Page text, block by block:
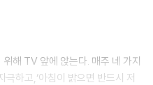
위해 TV 앞에 앉는다. 매주 네 가지
하고,‘아침이 밝으면 반드시 저